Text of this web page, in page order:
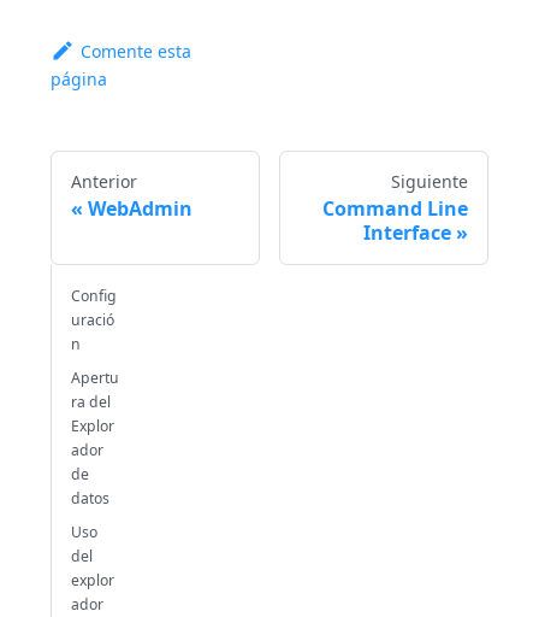
Comente esta
página
Anterior
WebAdmin
Siguiente
Command Line
Interface
Config
uració
n
Apertu
ra del
Explor
ador
de
datos
Uso
del
explor
ador